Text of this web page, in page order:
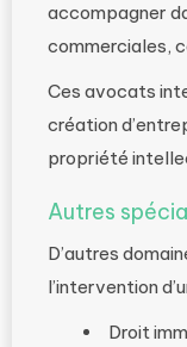
accompagner
commerciales,
Ces avocats
création
propriété
Autres
D’autres
l’intervention
Droit